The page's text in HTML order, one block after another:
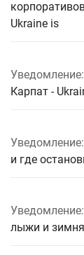
Ukraine is
Уведомление:
Карпат -
Уведомление:
и где
Уведомление:
лыжи и